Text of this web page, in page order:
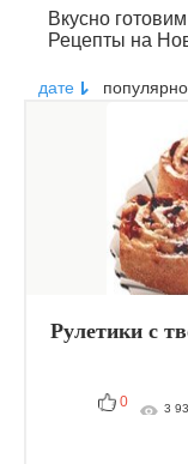
Вкусно готовим
Рецепты на
дате
Рулетики с
0 3